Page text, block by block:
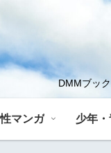
DMMブッ
マンガ 少年